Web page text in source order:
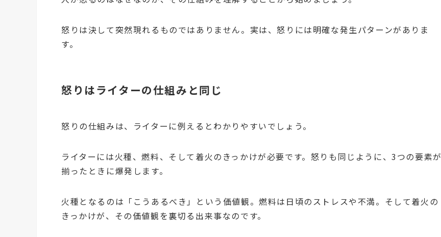
怒りは決して突然現れるものではありません。実は、怒りには明確な発生パターンがありま
す。
怒りはライターの仕組みと同じ
怒りの仕組みは、ライターに例えるとわかりやすいでしょう。
ライターには火種、燃料、そして着火のきっかけが必要です。怒りも同じように、3つの要素が
揃ったときに爆発します。
火種となるのは「こうあるべき」という価値観。燃料は日頃のストレスや不満。そして着火の
きっかけが、その価値観を裏切る出来事なのです。